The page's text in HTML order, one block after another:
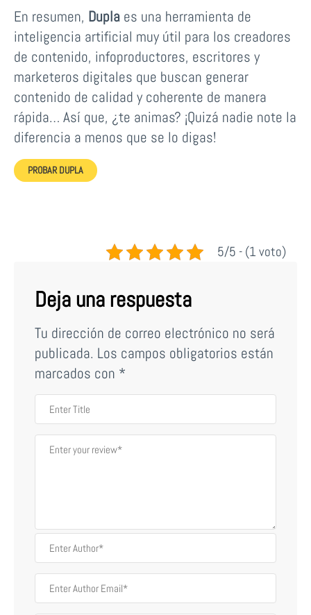
En resumen, Dupla es una herramienta de
inteligencia artificial muy útil para los creadores
de contenido, infoproductores, escritores y
marketeros digitales que buscan generar
contenido de calidad y coherente de manera
rápida… Así que, ¿te animas? ¡Quizá nadie note la
diferencia a menos que se lo digas!
PROBAR DUPLA
5/5 - (1 voto)
Deja una respuesta
Tu dirección de correo electrónico no será
publicada. Los campos obligatorios están
marcados con *